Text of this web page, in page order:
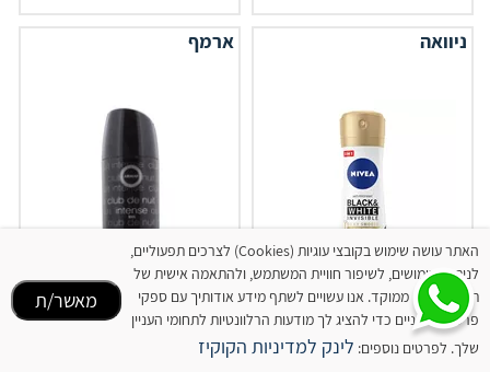
ניוואה
‎NIVEA‎ ‎ דאודורנט ספריי
ארמף
דאודורנט קלאב דה נואי
האתר עושה שימוש בקובצי עוגיות (Cookies) לצרכים תפעוליים,
לניתוח שימושים, לשיפור חוויית המשתמש, ולהתאמה אישית של
תוכן ופרסום ממוקד. אנו עשויים לשתף מידע אודותיך עם ספקי
פרסום חיצוניים כדי להציג לך מודעות הרלוונטיות לתחומי העניין
שלך. לפרטים נוספים: לינק למדיניות הקוקיז
מאשר/ת